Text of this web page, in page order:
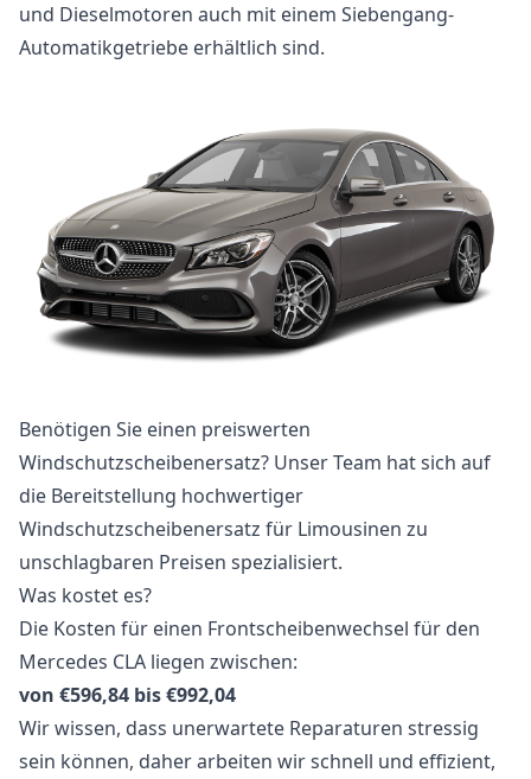
und Dieselmotoren auch mit einem Siebengang-
Automatikgetriebe erhältlich sind.
Benötigen Sie einen preiswerten
Windschutzscheibenersatz? Unser Team hat sich auf
die Bereitstellung hochwertiger
Windschutzscheibenersatz für Limousinen zu
unschlagbaren Preisen spezialisiert.
Was kostet es?
Die Kosten für einen Frontscheibenwechsel für den
Mercedes CLA liegen zwischen:
von €596,84 bis €992,04
Wir wissen, dass unerwartete Reparaturen stressig
sein können, daher arbeiten wir schnell und effizient,